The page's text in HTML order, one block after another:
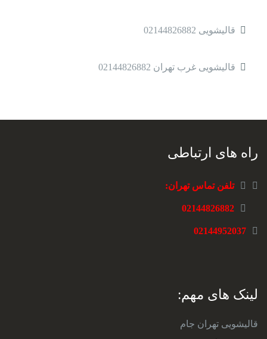
قالیشویی 02144826882
قالیشویی غرب تهران 02144826882
راه های ارتباطی
تلفن تماس تهران:
02144826882
02144952037
لینک های مهم:
قالیشویی تهران جام